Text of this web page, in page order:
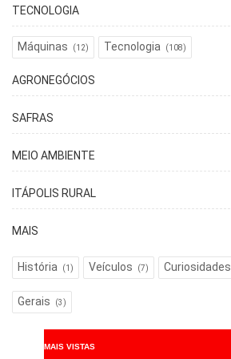
TECNOLOGIA
Máquinas (12) Tecnologia (108)
AGRONEGÓCIOS
SAFRAS
MEIO AMBIENTE
ITÁPOLIS RURAL
MAIS
História (1) Veículos (7) Curiosidades
Gerais (3)
MAIS VISTAS